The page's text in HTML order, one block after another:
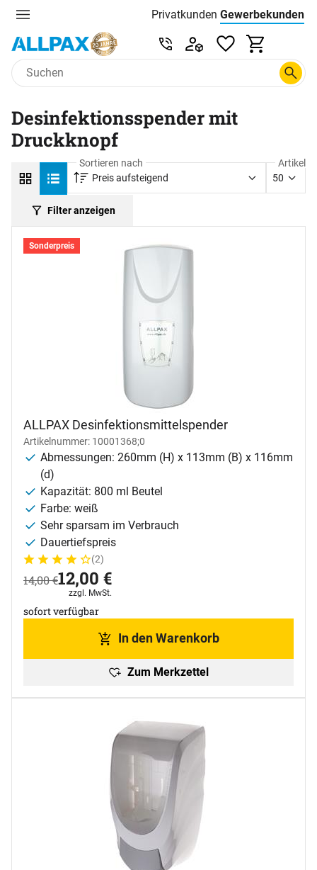
Menu Privatkunden Preisliste:
Gewerbekunden
Zum Hauptinhalt springen
Service & Beratung unter
Desinfektionsspender mit
Druckknopf
Filter anzeigen
Sortieren nach
Preis aufsteigend
Artikel
50
Sonderpreis
ALLPAX Desinfektionsmittelspender
Artikelnummer: 10001368;0
Abmessungen: 260mm (H) x 113mm (B) x 116mm
(d)
Kapazität: 800 ml Beutel
Farbe: weiß
Sehr sparsam im Verbrauch
Dauertiefspreis
Bewertung: 4 von 5 (2 Bewertungen)
2 Bewertungen
(2)
statt:
14,00€jetzt:
12,00 €
Steuerhinweis:
zzgl. MwSt.
sofort verfügbar
In den Warenkorb
Zum Merkzettel